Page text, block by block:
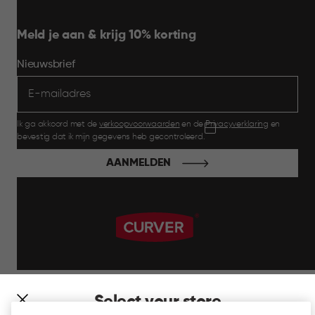
Select your store
Meld je aan & krijg 10% korting
Nieuwsbrief
Ik ga akkoord met de verkoopvoorwaarden en dePrivacyverklaring en
bevestig dat ik mijn gegevens heb gecontroleerd.
AANMELDEN